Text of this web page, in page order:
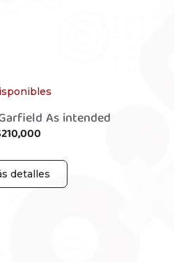
As intended
210,000
detalles